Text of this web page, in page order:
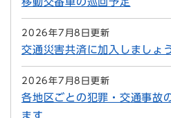
2026年7月8日更新
交通災害共済に加入しましょ
2026年7月8日更新
各地区ごとの犯罪・交通事故
ます